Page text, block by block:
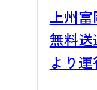
上州
無料送
より運